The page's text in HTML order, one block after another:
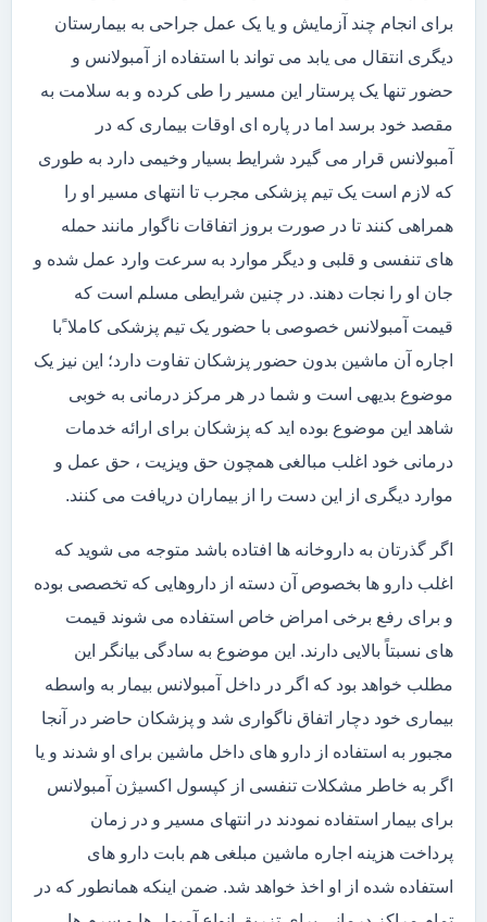
برای انجام چند آزمایش و یا یک عمل جراحی به بیمارستان
دیگری انتقال می یابد می تواند با استفاده از آمبولانس و
حضور تنها یک پرستار این مسیر را طی کرده و به سلامت به
مقصد خود برسد اما در پاره ای اوقات بیماری که در
آمبولانس قرار می گیرد شرایط بسیار وخیمی دارد به طوری
که لازم است یک تیم پزشکی مجرب تا انتهای مسیر او را
همراهی کنند تا در صورت بروز اتفاقات ناگوار مانند حمله
های تنفسی و قلبی و دیگر موارد به سرعت وارد عمل شده و
جان او را نجات دهند. در چنین شرایطی مسلم است که
قیمت آمبولانس خصوصی با حضور یک تیم پزشکی کاملا ًبا
اجاره آن ماشین بدون حضور پزشکان تفاوت دارد؛ این نیز یک
موضوع بدیهی است و شما در هر مرکز درمانی به خوبی
شاهد این موضوع بوده اید که پزشکان برای ارائه خدمات
درمانی خود اغلب مبالغی همچون حق ویزیت ، حق عمل و
موارد دیگری از این دست را از بیماران دریافت می کنند.
اگر گذرتان به داروخانه ها افتاده باشد متوجه می شوید که
اغلب دارو ها بخصوص آن دسته از داروهایی که تخصصی بوده
و برای رفع برخی امراض خاص استفاده می شوند قیمت
های نسبتاً بالایی دارند. این موضوع به سادگی بیانگر این
مطلب خواهد بود که اگر در داخل آمبولانس بیمار به واسطه
بیماری خود دچار اتفاق ناگواری شد و پزشکان حاضر در آنجا
مجبور به استفاده از دارو های داخل ماشین برای او شدند و یا
اگر به خاطر مشکلات تنفسی از کپسول اکسیژن آمبولانس
برای بیمار استفاده نمودند در انتهای مسیر و در زمان
پرداخت هزینه اجاره ماشین مبلغی هم بابت دارو های
استفاده شده از او اخذ خواهد شد. ضمن اینکه همانطور که در